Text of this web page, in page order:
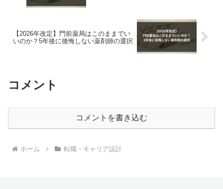
【2026年改定】門前薬局はこのままでい
いのか？5年後に後悔しない薬剤師の選択
コメント
コメントを書き込む
ホーム 転職・キャリア設計